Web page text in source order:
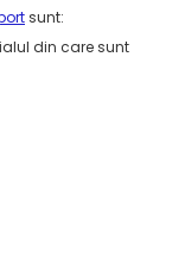
sunt:
din care sunt